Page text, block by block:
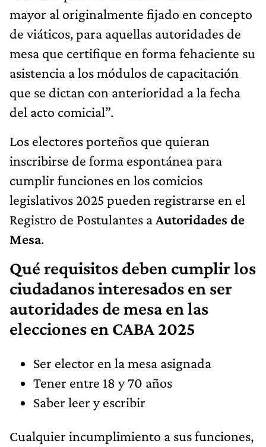
mayor al originalmente fijado en concepto
de viáticos, para aquellas autoridades de
mesa que certifique en forma fehaciente su
asistencia a los módulos de capacitación
que se dictan con anterioridad a la fecha
del acto comicial”.
Los electores porteños que quieran
inscribirse de forma espontánea para
cumplir funciones en los comicios
legislativos 2025 pueden registrarse en el
Registro de Postulantes aAutoridades de
Mesa.
Qué requisitos deben cumplir los
ciudadanos interesados en ser
autoridades de mesa en las
elecciones en CABA 2025
Ser elector en la mesa asignada
Tener entre 18 y 70 años
Saber leer y escribir
Cualquier incumplimiento a sus funciones,